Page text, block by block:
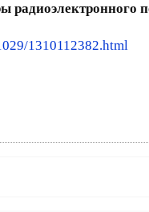
1310112382.html